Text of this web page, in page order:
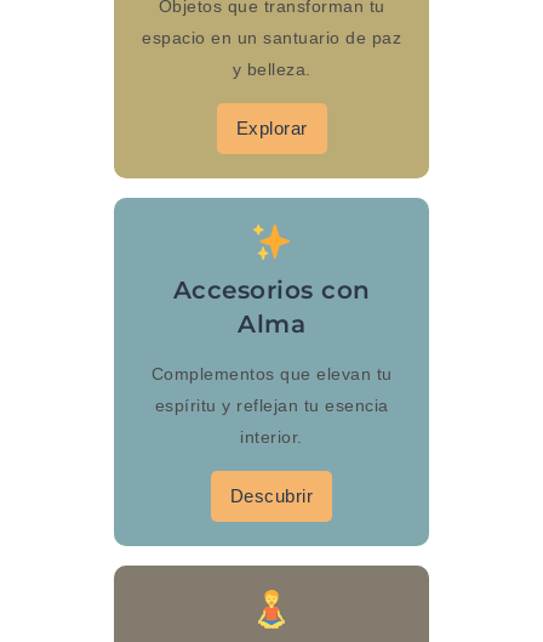
Objetos que transforman tu
espacio en un santuario de paz
y belleza.
Explorar
Accesorios con
Alma
Complementos que elevan tu
espíritu y reflejan tu esencia
interior.
Descubrir